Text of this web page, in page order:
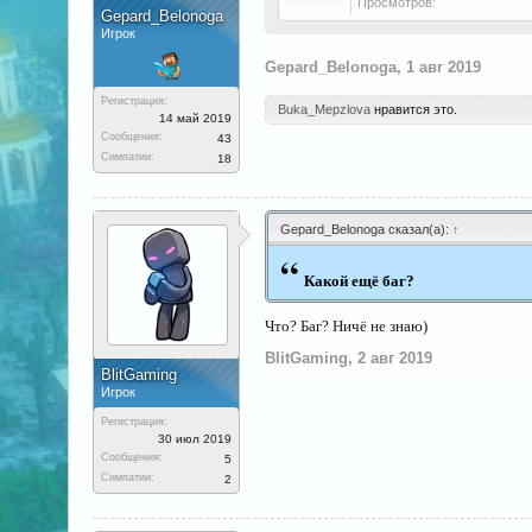
Gepard_Belonoga
Игрок
Регистрация:
14 май 2019
Сообщения: 43
Симпатии: 18
Gepard_Belonoga, 1 авг 2019
Buka_Mepzlova нравится это.
BlitGaming
Игрок
Регистрация:
30 июл 2019
Сообщения: 5
Симпатии: 2
Gepard_Belonoga сказал(а): ↑
“ Какой ещё баг?
Что? Баг? Ничё не знаю)
BlitGaming, 2 авг 2019